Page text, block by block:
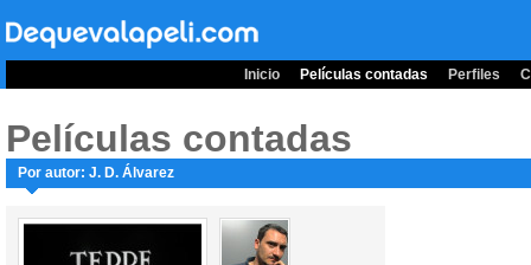
Inicio Películas contadas Perfiles
Películas contadas
Por autor: J. D. Álvarez